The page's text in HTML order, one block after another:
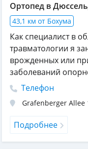
Ортопед в
43,1 км от Бохума
Как специалист в
травматологии я
врожденных или
заболеваний
Телефон
Grafenberger Allee
Подробнее